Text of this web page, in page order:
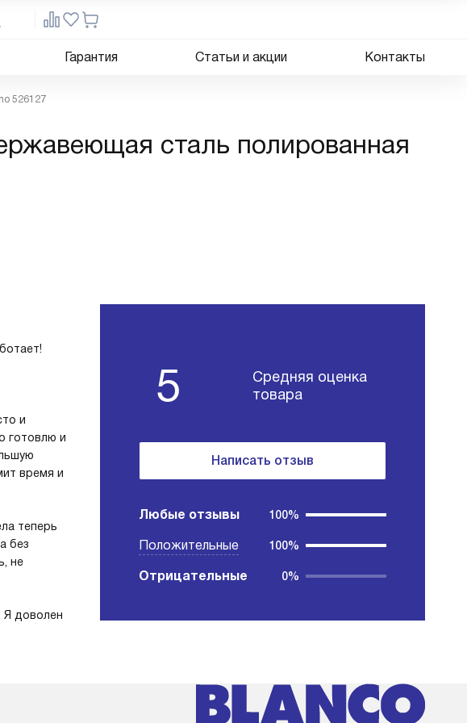
Гарантия Статьи и акции Контакты
526127
сталь полированная
5
Средняя оценка
товара
Написать отзыв
Любые отзывы 100%
Положительные 100%
Отрицательные 0%
и
готовлю и
время и
теперь
без
не
Я доволен